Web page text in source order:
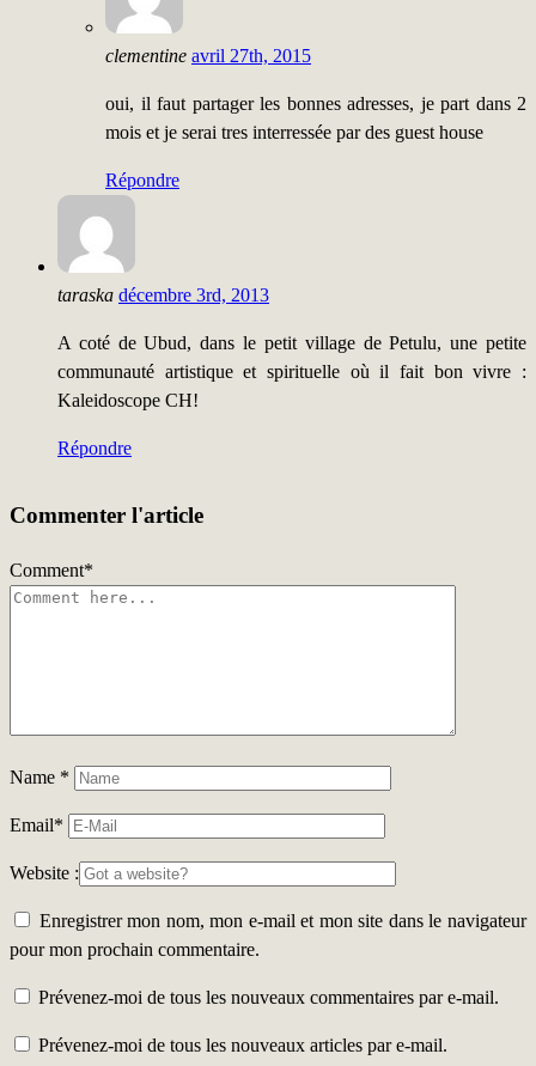
clementine avril 27th, 2015
oui, il faut partager les bonnes adresses, je part dans 2
mois et je serai tres interressée par des guest house
Répondre
taraska décembre 3rd, 2013
A coté de Ubud, dans le petit village de Petulu, une petite
communauté artistique et spirituelle où il fait bon vivre :
Kaleidoscope CH!
Répondre
Commenter l'article
Comment*
Name *
Email*
Website :
Enregistrer mon nom, mon e-mail et mon site dans le navigateur
pour mon prochain commentaire.
Prévenez-moi de tous les nouveaux commentaires par e-mail.
Prévenez-moi de tous les nouveaux articles par e-mail.